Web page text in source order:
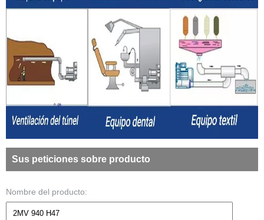
Sus peticiones sobre producto
Nombre del producto: